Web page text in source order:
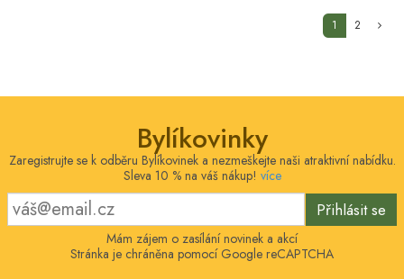
1 (current)
2
Bylíkovinky
Zaregistrujte se k odběru Bylíkovinek a nezmeškejte naši atraktivní nabídku.
Sleva 10 % na váš nákup! více
Přihlásit se
Mám zájem o zasílání novinek a akcí
Stránka je chráněna pomocí Google reCAPTCHA